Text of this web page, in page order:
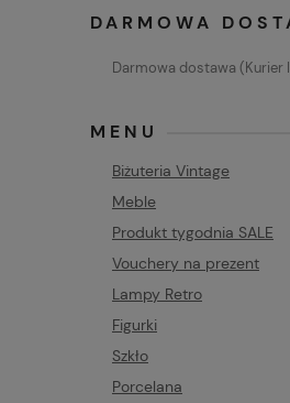
DARMOWA
Darmowa dostawa (Kurier
MENU
Biżuteria Vintage
Meble
Produkt tygodnia SALE
Vouchery na prezent
Lampy Retro
Figurki
Szkło
Porcelana